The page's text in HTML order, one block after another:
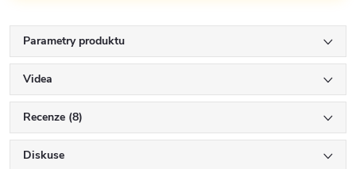
Parametry produktu
Videa
Recenze (8)
Diskuse